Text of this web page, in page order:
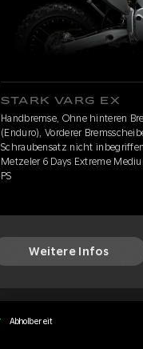
STARK VARG EX
Handbremse, Ohne hinteren
(Enduro), Vorderer
Schraubensatz nicht
Metzeler 6 Days Extreme
PS
Weitere Infos
Abholbereit